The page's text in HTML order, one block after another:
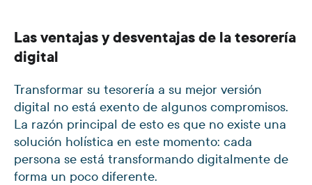
Las ventajas y desventajas de la tesorería
digital
Transformar su tesorería a su mejor versión
digital no está exento de algunos compromisos.
La razón principal de esto es que no existe una
solución holística en este momento: cada
persona se está transformando digitalmente de
forma un poco diferente.